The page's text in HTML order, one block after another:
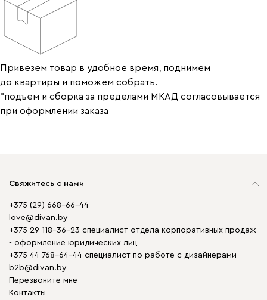
Привезем товар в удобное время, поднимем
до квартиры и поможем собрать.
*подъем и сборка за пределами МКАД согласовывается
при оформлении заказа
Свяжитесь с нами
+375 (29) 668-66-44
love@divan.by
+375 29 118-36-23 специалист отдела корпоративных продаж
- оформление юридических лиц
+375 44 768-64-44 специалист по работе с дизайнерами
b2b@divan.by
Перезвоните мне
Контакты